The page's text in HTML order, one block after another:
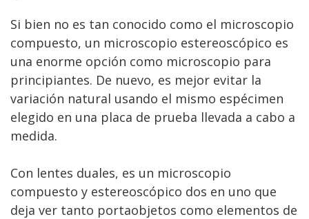
Si bien no es tan conocido como el microscopio
compuesto, un microscopio estereoscópico es
una enorme opción como microscopio para
principiantes. De nuevo, es mejor evitar la
variación natural usando el mismo espécimen
elegido en una placa de prueba llevada a cabo a
medida.
Con lentes duales, es un microscopio
compuesto y estereoscópico dos en uno que
deja ver tanto portaobjetos como elementos de